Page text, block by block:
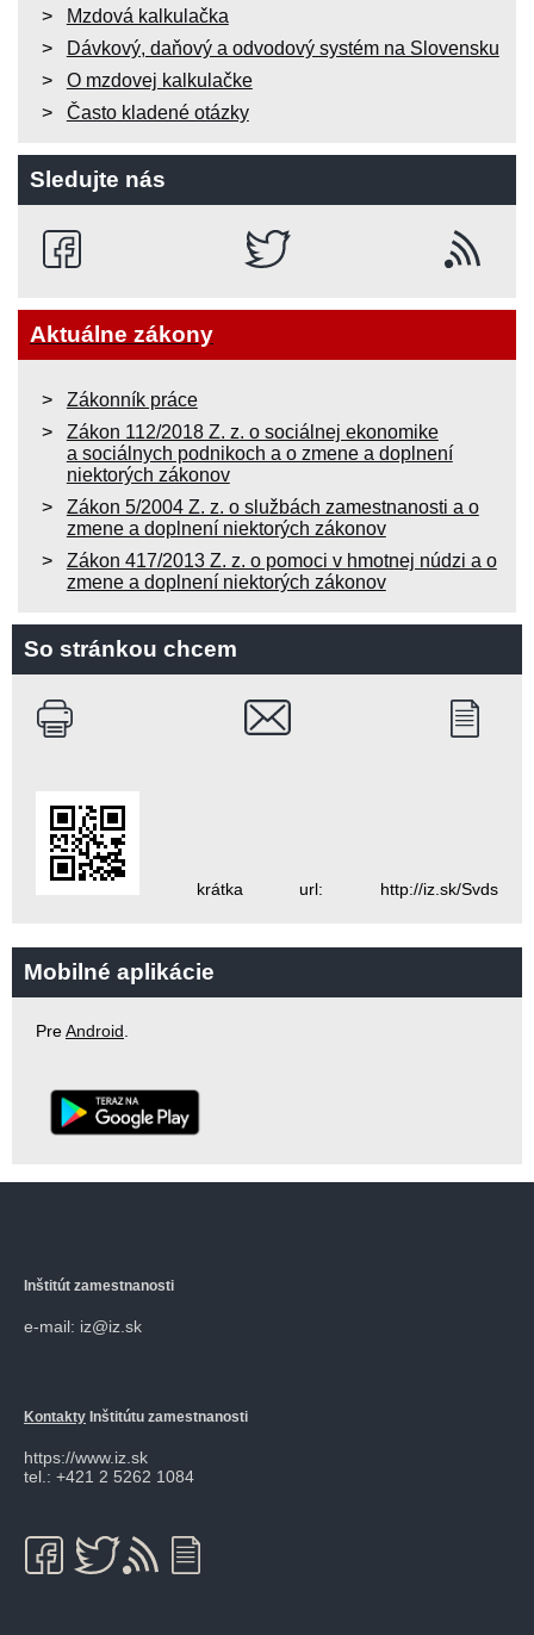
Mzdová kalkulačka
Dávkový, daňový a odvodový systém na Slovensku
O mzdovej kalkulačke
Často kladené otázky
Sledujte nás
Aktuálne zákony
Zákonník práce
Zákon 112/2018 Z. z. o sociálnej ekonomike
a sociálnych podnikoch a o zmene a doplnení
niektorých zákonov
Zákon 5/2004 Z. z. o službách zamestnanosti a o
zmene a doplnení niektorých zákonov
Zákon 417/2013 Z. z. o pomoci v hmotnej núdzi a o
zmene a doplnení niektorých zákonov
So stránkou chcem
krátka url: http://iz.sk/Svds
Mobilné aplikácie
PreAndroid.
Inštitút zamestnanosti
e-mail: iz@iz.sk
Kontakty Inštitútu zamestnanosti
https://www.iz.sk
tel.: +421 2 5262 1084